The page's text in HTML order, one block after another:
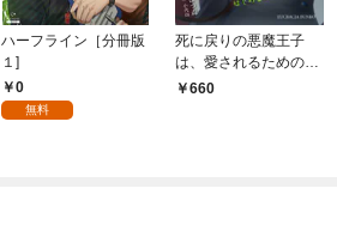
ハーフライン［分冊版
１]
0
無料
死に戻りの悪魔王子
は、愛されるための実
験をはじめることにし
660